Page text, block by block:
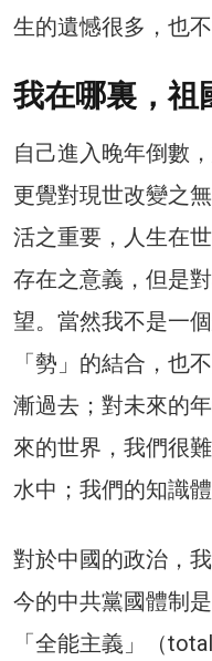
生的遺憾很多，也
我在哪裏，祖
自己進入晚年倒數
更覺對現世改變之
活之重要，人生在
存在之意義，但是
望。當然我不是一
「勢」的結合，也
漸過去；對未來的
來的世界，我們很
水中；我們的知識
對於中國的政治，
今的中共黨國體制
「全能主義」（